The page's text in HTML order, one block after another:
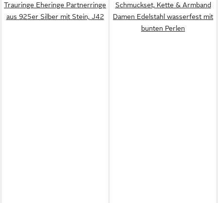
Trauringe Eheringe Partnerringe
aus 925er Silber mit Stein, J42
Schmuckset, Kette & Armband
Damen Edelstahl wasserfest mit
bunten Perlen